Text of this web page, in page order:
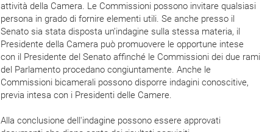
attività della Camera. Le Commissioni possono invitare qualsiasi
persona in grado di fornire elementi utili. Se anche presso il
Senato sia stata disposta un’indagine sulla stessa materia, il
Presidente della Camera può promuovere le opportune intese
con il Presidente del Senato affinché le Commissioni dei due rami
del Parlamento procedano congiuntamente. Anche le
Commissioni bicamerali possono disporre indagini conoscitive,
previa intesa con i Presidenti delle Camere.
Alla conclusione dell'indagine possono essere approvati